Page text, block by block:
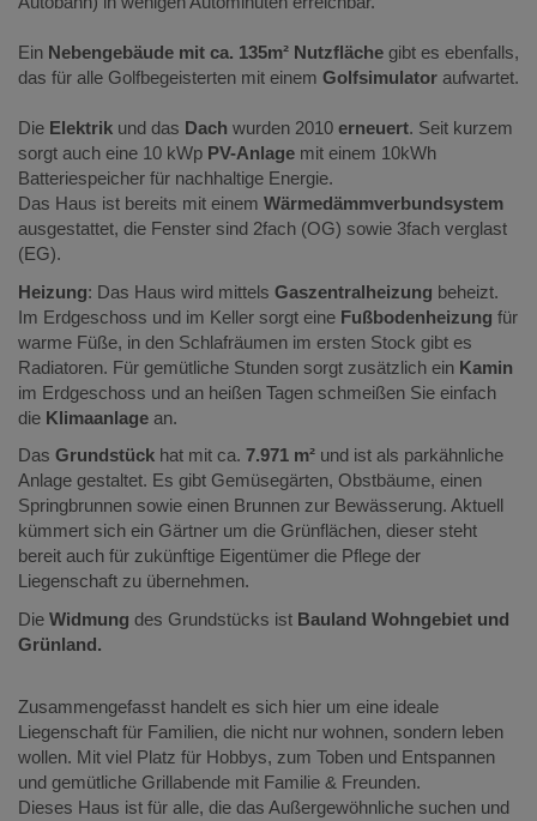
Ein Nebengebäude mit ca. 135m² Nutzfläche gibt es ebenfalls,
das für alle Golfbegeisterten mit einem Golfsimulator aufwartet.
Die Elektrik und das Dach wurden 2010 erneuert. Seit kurzem
sorgt auch eine 10 kWp PV-Anlage mit einem 10kWh
Batteriespeicher für nachhaltige Energie.
Das Haus ist bereits mit einem Wärmedämmverbundsystem
ausgestattet, die Fenster sind 2fach (OG) sowie 3fach verglast
(EG).
Heizung: Das Haus wird mittels Gaszentralheizung beheizt.
Im Erdgeschoss und im Keller sorgt eine Fußbodenheizung für
warme Füße, in den Schlafräumen im ersten Stock gibt es
Radiatoren. Für gemütliche Stunden sorgt zusätzlich ein Kamin
im Erdgeschoss und an heißen Tagen schmeißen Sie einfach
die Klimaanlage an.
Das Grundstück hat mit ca. 7.971 m² und ist als parkähnliche
Anlage gestaltet. Es gibt Gemüsegärten, Obstbäume, einen
Springbrunnen sowie einen Brunnen zur Bewässerung. Aktuell
kümmert sich ein Gärtner um die Grünflächen, dieser steht
bereit auch für zukünftige Eigentümer die Pflege der
Liegenschaft zu übernehmen.
Die Widmung des Grundstücks ist Bauland Wohngebiet und
Grünland.
Zusammengefasst handelt es sich hier um eine ideale
Liegenschaft für Familien, die nicht nur wohnen, sondern leben
wollen. Mit viel Platz für Hobbys, zum Toben und Entspannen
und gemütliche Grillabende mit Familie & Freunden.
Dieses Haus ist für alle, die das Außergewöhnliche suchen und